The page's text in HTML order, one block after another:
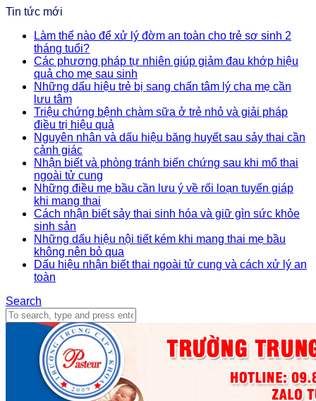
Tin tức mới
Làm thế nào để xử lý đờm an toàn cho trẻ sơ sinh 2
tháng tuổi?
Các phương pháp tự nhiên giúp giảm đau khớp hiệu
quả cho mẹ sau sinh
Những dấu hiệu trẻ bị sang chấn tâm lý cha mẹ cần
lưu tâm
Triệu chứng bệnh chàm sữa ở trẻ nhỏ và giải pháp
điều trị hiệu quả
Nguyên nhân và dấu hiệu băng huyết sau sảy thai cần
cảnh giác
Nhận biết và phòng tránh biến chứng sau khi mổ thai
ngoài tử cung
Những điều mẹ bầu cần lưu ý về rối loạn tuyến giáp
khi mang thai
Cách nhận biết sảy thai sinh hóa và giữ gìn sức khỏe
sinh sản
Những dấu hiệu nội tiết kém khi mang thai mẹ bầu
không nên bỏ qua
Dấu hiệu nhận biết thai ngoài tử cung và cách xử lý an
toàn
Search